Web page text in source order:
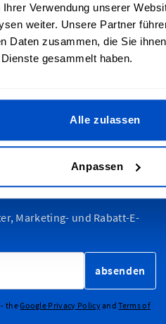
Verwendung unserer
weiter. Unsere Partner
Daten zusammen, die Sie
gesammelt haben.
Alle zulassen
Anpassen
29.911 Bewertungen
oder anderswo wohnst. Wir
anmelden
Marketing- und Rabatt-E-
absenden
- theGoogle Privacy PolicyandTerms of